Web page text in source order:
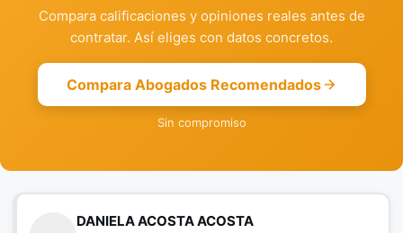
Compara calificaciones y opiniones reales antes de
contratar. Así eliges con datos concretos.
Compara Abogados Recomendados
Sin compromiso
DANIELA ACOSTA ACOSTA